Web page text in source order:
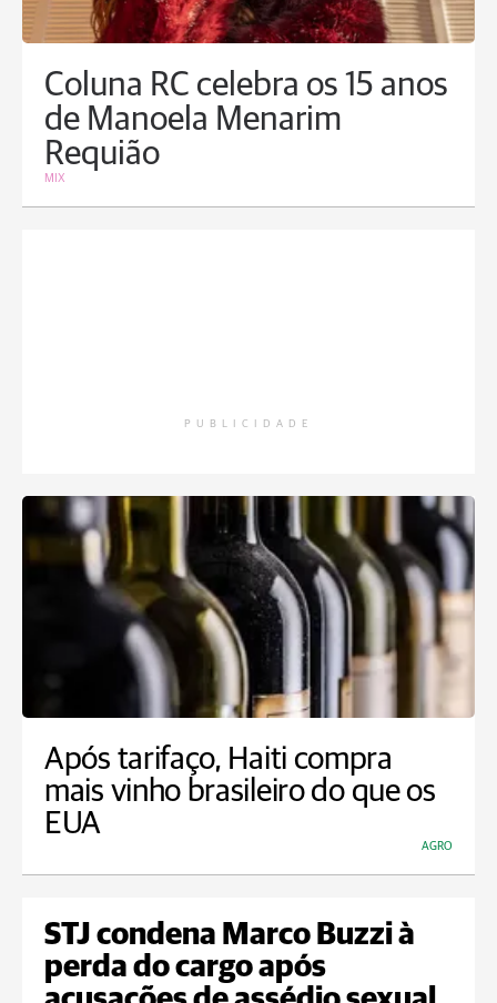
Coluna RC celebra os 15 anos
de Manoela Menarim
Requião
MIX
PUBLICIDADE
Após tarifaço, Haiti compra
mais vinho brasileiro do que os
EUA
AGRO
STJ condena Marco Buzzi à
perda do cargo após